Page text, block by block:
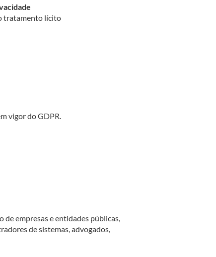
tratamento lícito
vigor do GDPR.
de empresas e entidades públicas,
de sistemas, advogados,